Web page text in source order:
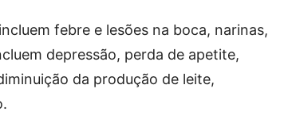
febre e lesões na boca, narinas,
depressão, perda de apetite,
da produção de leite,